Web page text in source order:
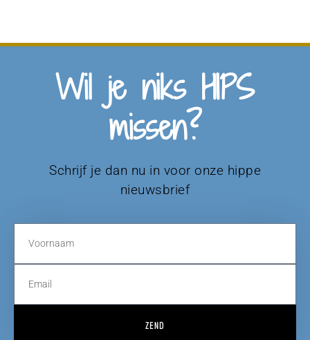
Wil je niks HIPS
missen?
Schrijf je dan nu in voor onze hippe
nieuwsbrief
ZEND